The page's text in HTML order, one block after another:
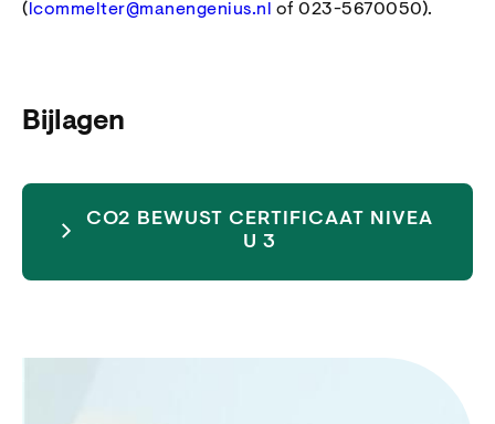
( lcommelter@manengenius.nl of 023-5670050).
Bijlagen
CO2 BEWUST CERTIFICAAT NIVEA
U 3